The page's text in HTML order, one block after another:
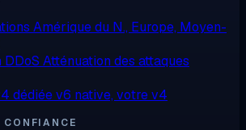
Amérique du N., Europe, Moyen-
Atténuation des attaques
dédiéev6 native, votre v4